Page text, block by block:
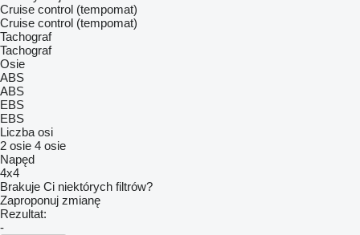
Cruise control (tempomat)
Cruise control (tempomat)
Tachograf
Tachograf
Osie
ABS
ABS
EBS
EBS
Liczba osi
2 osie 4 osie
Napęd
4x4
Brakuje Ci niektórych filtrów?
Zaproponuj zmianę
Rezultat:
-